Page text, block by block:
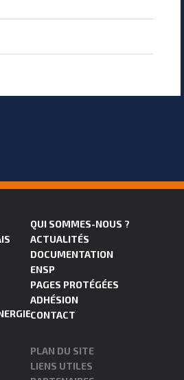
QUI SOMMES-NOUS ?
ACTUALITÉS
DOCUMENTATION
ENSP
PAGES PROTÉGÉES
ADHÉSION
CONTACT
PLAN DU SITE
LIENS UTILES